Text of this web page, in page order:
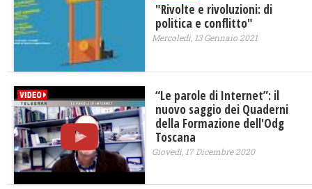
"Rivolte e rivoluzioni: di
politica e conflitto"
Mercoledì, 13 Gennaio 2021
“Le parole di Internet”: il
nuovo saggio dei Quaderni
della Formazione dell'Odg
Toscana
Giovedì, 17 Dicembre 2020